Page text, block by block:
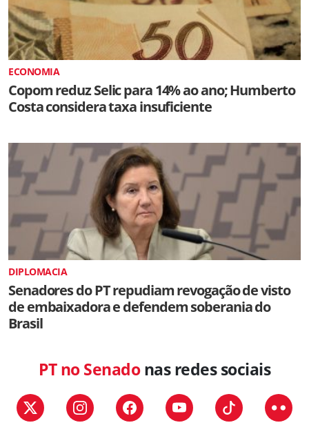
ECONOMIA
Copom reduz Selic para 14% ao ano; Humberto
Costa considera taxa insuficiente
DIPLOMACIA
Senadores do PT repudiam revogação de visto
de embaixadora e defendem soberania do
Brasil
PT no Senadonas redes sociais